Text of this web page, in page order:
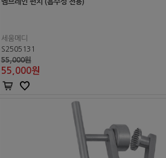
멤브레인 펀치 (흡수성 전용)
세움메디
S2505131
55,000원
55,000원